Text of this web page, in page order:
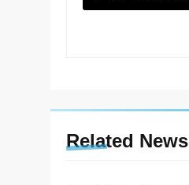
Related News